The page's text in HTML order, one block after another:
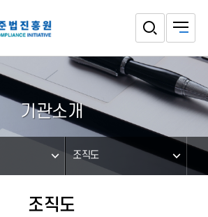
기관소개
조직도
조직도